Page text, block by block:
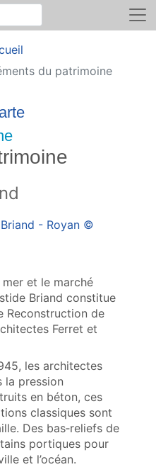
du patrimoine
et le marché
Briand constitue
Reconstruction de
Ferret et
les architectes
la pression
en béton, ces
classiques sont
Des bas‑reliefs de
portiques pour
et l’océan.